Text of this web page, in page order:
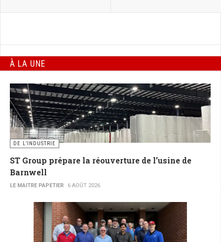
À LA UNE
DE L’INDUSTRIE
ST Group prépare la réouverture de l’usine de
Barnwell
LE MAITRE PAPETIER 6 AOÛT 2026